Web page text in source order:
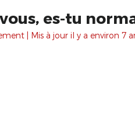
es-tu
| Mis à jour il y a environ 7